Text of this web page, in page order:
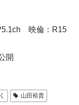
映倫：R15
開
山田裕貴